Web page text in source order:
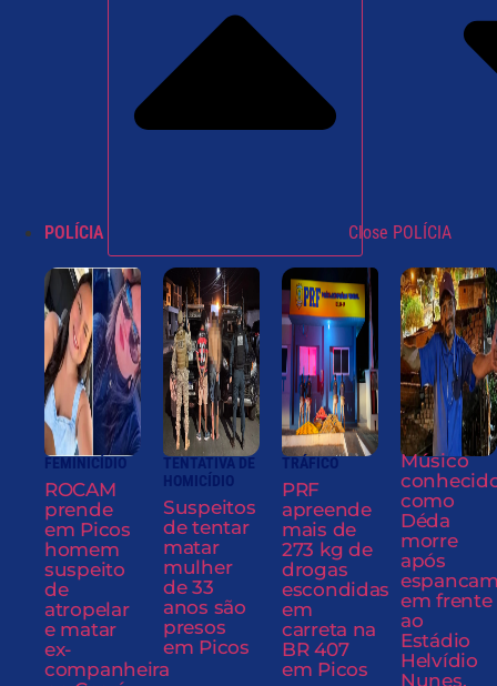
POLÍCIA Close POLÍCIA
FEMINICÍDIO
ROCAM
prende
em Picos
homem
suspeito
de
atropelar
e matar
ex-
companheira
TENTATIVA DE
HOMICÍDIO
Suspeitos
de tentar
matar
mulher
de 33
anos são
presos
em Picos
TRÁFICO
PRF
apreende
mais de
273 kg de
drogas
escondidas
em
carreta na
BR 407
em Picos
Músico
como
Déda
morre
após
em frente
ao
Estádio
Helvídio
Nunes,